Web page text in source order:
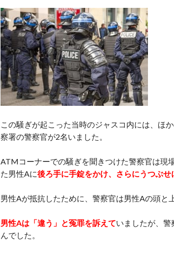
この騒ぎが起こった当時のジャスコ内には、ほ
察署の警察官が2名いました。
ATMコーナーでの騒ぎを聞きつけた警察官は現
た男性Aに後ろ手に手錠をかけ、さらにうつぶ
男性Aが抵抗したために、警察官は男性Aの頭と
男性Aは「違う」と冤罪を訴えていましたが、
んでした。